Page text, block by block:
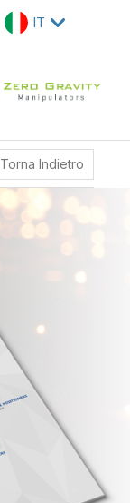
IT
Torna Indietro